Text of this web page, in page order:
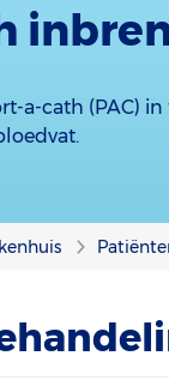
a-cath (PAC)